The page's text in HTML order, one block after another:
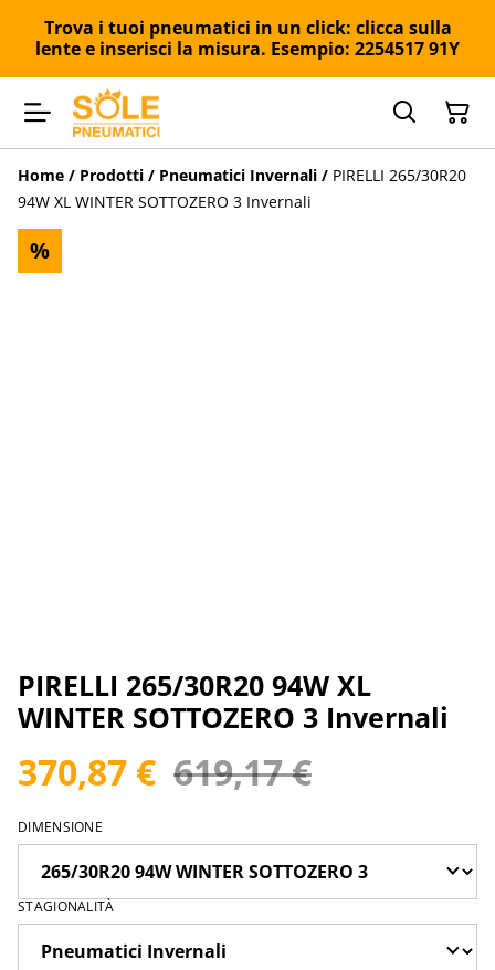
Trova i tuoi pneumatici in un click: clicca sulla
lente e inserisci la misura. Esempio: 2254517 91Y
Home / Prodotti / Pneumatici Invernali / PIRELLI 265/30R20
94W XL WINTER SOTTOZERO 3 Invernali
%
PIRELLI 265/30R20 94W XL
WINTER SOTTOZERO 3 Invernali
370,87 € 619,17 €
DIMENSIONE
STAGIONALITÀ